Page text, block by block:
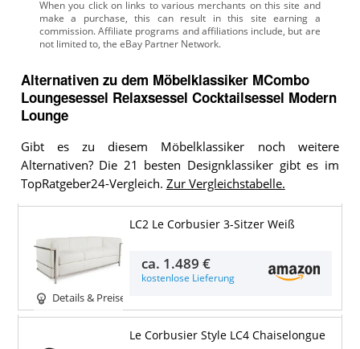
Alternativen zu dem Möbelklassiker MCombo
Loungesessel Relaxsessel Cocktailsessel Modern
Lounge
Gibt es zu diesem Möbelklassiker noch weitere
Alternativen? Die 21 besten Designklassiker gibt es im
TopRatgeber24-Vergleich. Zur Vergleichstabelle.
Details & Preise
LC2 Le Corbusier 3-Sitzer Weiß
ca. 1.489 €
kostenlose Lieferung
Le Corbusier Style LC4 Chaiselongue